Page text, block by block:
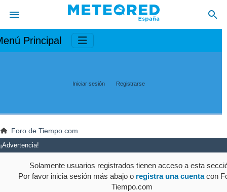
Principal
Iniciar sesión Registrarse
Foro de Tiempo.com
¡Advertencia!
Solamente usuarios registrados tienen acceso a esta
Por favor inicia sesión más abajo o registra una cuentacon
Tiempo.com